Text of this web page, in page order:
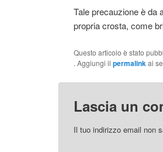
Tale precauzione è da
propria crosta, come
Questo articolo è stato
. Aggiungi il permalink ai
Lascia un
Il tuo indirizzo email non